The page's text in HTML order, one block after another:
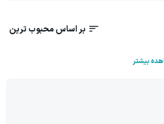
بر اساس محبوب ترین
بیشتر